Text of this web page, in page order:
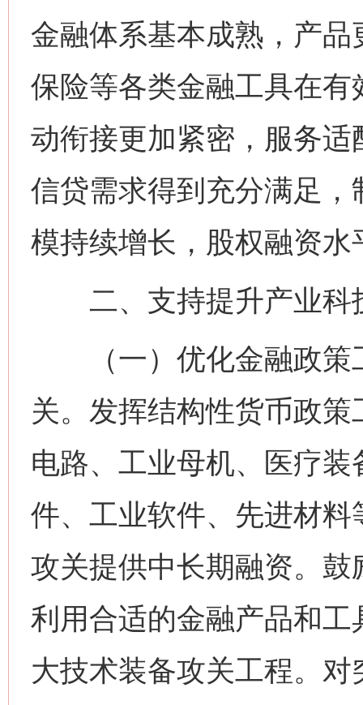
金融体系基本成熟，产
保险等各类金融工具在
动衔接更加紧密，服务
信贷需求得到充分满足
模持续增长，股权融资水
二、支持提升产业科
（一）优化金融政策
关。发挥结构性货币政
电路、工业母机、医疗
件、工业软件、先进材
攻关提供中长期融资。
利用合适的金融产品和
大技术装备攻关工程。